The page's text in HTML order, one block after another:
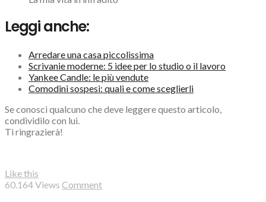
Leggi anche:
Arredare una casa piccolissima
Scrivanie moderne: 5 idee per lo studio o il lavoro
Yankee Candle: le più vendute
Comodini sospesi: quali e come sceglierli
Se conosci qualcuno che deve leggere questo articolo,
condividilo con lui.
Ti ringrazierà!
Like this
60.164Views Comment